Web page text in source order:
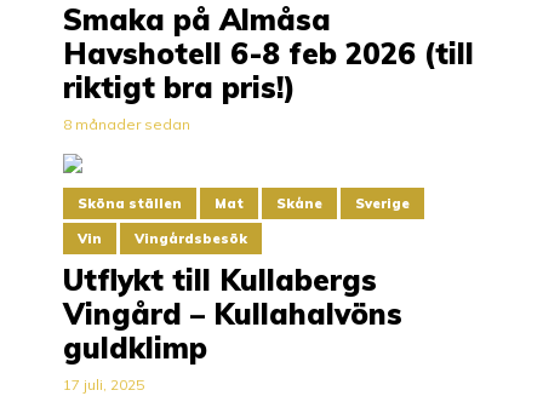
Smaka på Almåsa
Havshotell 6-8 feb 2026 (till
riktigt bra pris!)
8 månader sedan
Sköna ställen Mat Skåne Sverige
Vin Vingårdsbesök
Utflykt till Kullabergs
Vingård – Kullahalvöns
guldklimp
17 juli, 2025